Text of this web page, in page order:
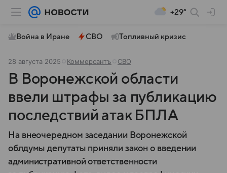
+29°
Война в Иране СВО Топливный кризис
28 августа 2025 Коммерсантъ СВО
В Воронежской области
ввели штрафы за публикацию
последствий атак БПЛА
На внеочередном заседании Воронежской
облдумы депутаты приняли закон о введении
административной ответственности